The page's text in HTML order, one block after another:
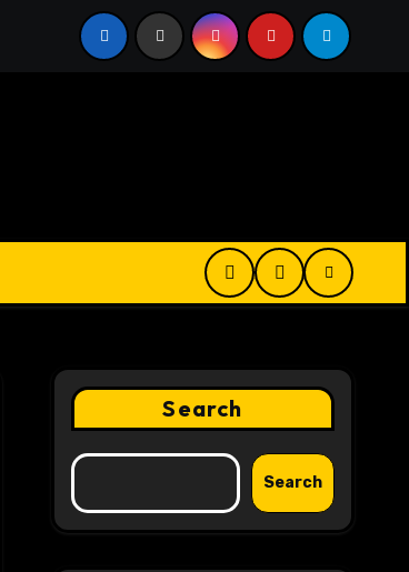
Passport Consulting Firms for Export-Risk
Search
Search